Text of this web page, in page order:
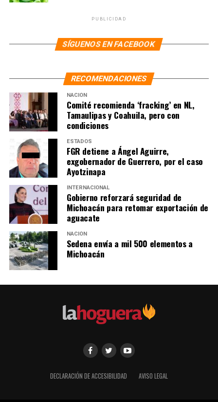
AMLO busca brigada de médicos desempleados para
rescatar sector salud
NO TE PIERDAS
Hijo de Gil Díaz busca amparo y juez lo otorga a él y sus
amigos
PUBLICIDAD
SÍGUENOS EN FACEBOOK
RECOMENDACIONES
NACIÓN
Comité recomienda ‘fracking’ en NL,
Tamaulipas y Coahuila, pero con
condiciones
ESTADOS
FGR detiene a Ángel Aguirre,
exgobernador de Guerrero, por el caso
Ayotzinapa
INTERNACIONAL
Gobierno reforzará seguridad de
Michoacán para retomar exportación de
aguacate
NACIÓN
Sedena envía a mil 500 elementos a
Michoacán
DECLARACIÓN DE ACCESIBILIDAD AVISO LEGAL